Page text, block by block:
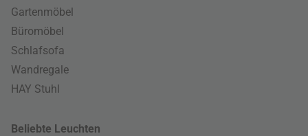
Gartenmöbel
Büromöbel
Schlafsofa
Wandregale
HAY Stuhl
Beliebte Leuchten